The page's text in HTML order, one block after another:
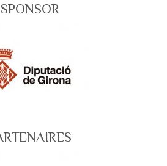
SPONSOR